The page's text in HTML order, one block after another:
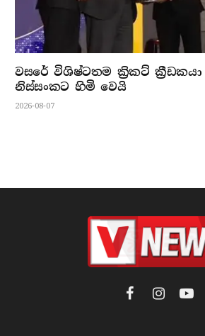
වසරේ විශිෂ්ටතම ක්‍රිකට්
නිස්සංකට හිමි වෙයි
2026-08-07
FacebookInstagram